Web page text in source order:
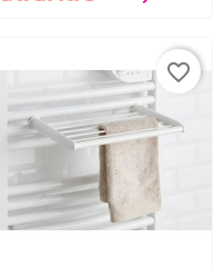
favorite_border